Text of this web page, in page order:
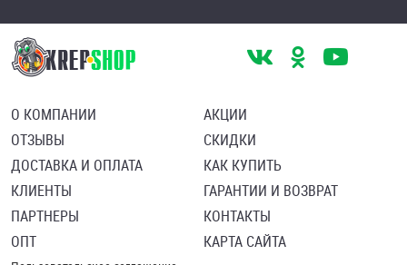
О КОМПАНИИ
ОТЗЫВЫ
ДОСТАВКА И ОПЛАТА
КЛИЕНТЫ
ПАРТНЕРЫ
ОПТ
АКЦИИ
СКИДКИ
КАК КУПИТЬ
ГАРАНТИИ И ВОЗВРАТ
КОНТАКТЫ
КАРТА САЙТА